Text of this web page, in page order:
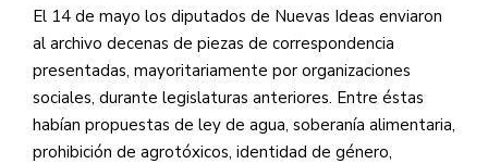
El 14 de mayo los diputados de Nuevas Ideas enviaron
al archivo decenas de piezas de correspondencia
presentadas, mayoritariamente por organizaciones
sociales, durante legislaturas anteriores. Entre éstas
habían propuestas de ley de agua, soberanía alimentaria,
prohibición de agrotóxicos, identidad de género,